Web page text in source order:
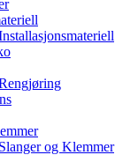
Slanger og Klemmer